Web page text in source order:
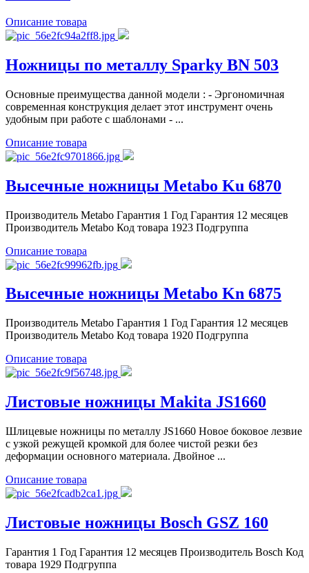
Описание товара
Ножницы по металлу Sparky BN 503
Основные преимущества данной модели : - Эргономичная
современная конструкция делает этот инструмент очень
удобным при работе с шаблонами - ...
Описание товара
Высечные ножницы Metabo Ku 6870
Производитель Metabo Гарантия 1 Год Гарантия 12 месяцев
Производитель Metabo Код товара 1923 Подгруппа
Описание товара
Высечные ножницы Metabo Kn 6875
Производитель Metabo Гарантия 1 Год Гарантия 12 месяцев
Производитель Metabo Код товара 1920 Подгруппа
Описание товара
Листовые ножницы Makita JS1660
Шлицевые ножницы по металлу JS1660 Новое боковое лезвие
с узкой режущей кромкой для более чистой резки без
деформации основного материала. Двойное ...
Описание товара
Листовые ножницы Bosch GSZ 160
Гарантия 1 Год Гарантия 12 месяцев Производитель Bosch Код
товара 1929 Подгруппа